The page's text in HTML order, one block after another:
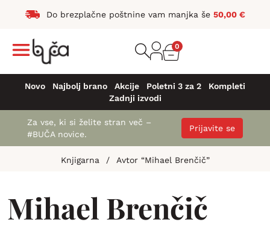
Do brezplačne poštnine vam manjka še 50,00 €
0
Novo Najbolj brano Akcije Poletni 3 za 2
Kompleti
Zadnji izvodi
Za vse, ki si želite stran več –
#BUČA novice.
Prijavite se
Knjigarna / Avtor “Mihael Brenčič”
Mihael Brenčič